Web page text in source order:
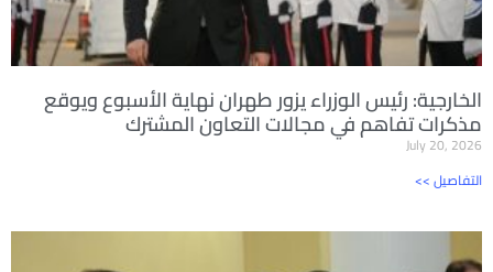
الخارجية: رئيس الوزراء يزور طهران نهاية الأسبوع ويوقع
مذكرات تفاهم في مجالات التعاون المشترك
July 20, 2026
<< التفاصيل